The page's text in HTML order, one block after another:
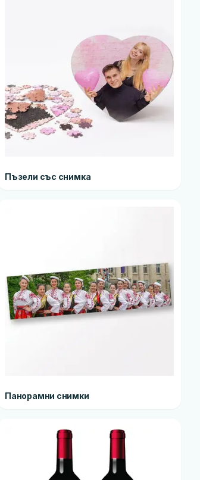
Пъзели със снимка
Панорамни снимки